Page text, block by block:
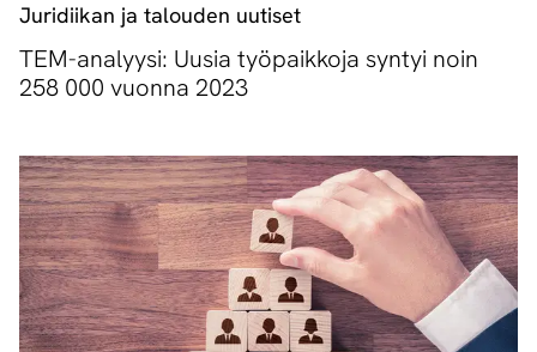
Juridiikan ja talouden uutiset
TEM-analyysi: Uusia työpaikkoja syntyi noin
258 000 vuonna 2023